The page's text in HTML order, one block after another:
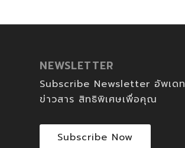
NEWSLETTER
Subscribe Newsletter อัพเดท
ข่าวสาร สิทธิพิเศษเพื่อคุณ
Subscribe Now